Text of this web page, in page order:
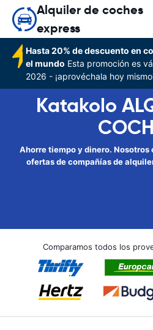
Alquiler de coches
express
Hasta 20% de descuento en
el mundo Esta promoción es
2026 - ¡aprovéchala hoy
Katakolo
Ahorre tiempo y dinero. Nosotros
ofertas de compañías de
Comparamos todos los